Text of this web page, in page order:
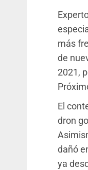
más
de
2021,
El
dron
dañó
ya